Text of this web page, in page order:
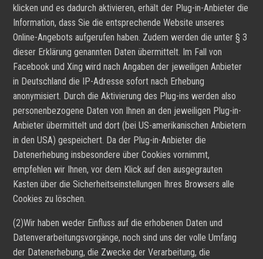
klicken und es dadurch aktivieren, erhält der Plug-in-Anbieter die
Information, dass Sie die entsprechende Website unseres
Online-Angebots aufgerufen haben. Zudem werden die unter § 3
dieser Erklärung genannten Daten übermittelt. Im Fall von
Facebook und Xing wird nach Angaben der jeweiligen Anbieter
in Deutschland die IP-Adresse sofort nach Erhebung
anonymisiert. Durch die Aktivierung des Plug-ins werden also
personenbezogene Daten von Ihnen an den jeweiligen Plug-in-
Anbieter übermittelt und dort (bei US-amerikanischen Anbietern
in den USA) gespeichert. Da der Plug-in-Anbieter die
Datenerhebung insbesondere über Cookies vornimmt,
empfehlen wir Ihnen, vor dem Klick auf den ausgegrauten
Kasten über die Sicherheitseinstellungen Ihres Browsers alle
Cookies zu löschen.
(2)Wir haben weder Einfluss auf die erhobenen Daten und
Datenverarbeitungsvorgänge, noch sind uns der volle Umfang
der Datenerhebung, die Zwecke der Verarbeitung, die